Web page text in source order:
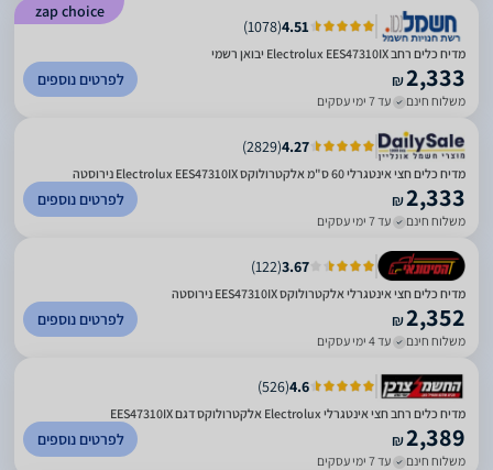
zap choice
4.51
(
1078
)
מדיח כלים ‏רחב Electrolux EES47310IX יבואן רשמי
₪2,333
משלוח חינם עד 7 ימי עסקים
לפרטים נוספים
4.27
(
2829
)
מדיח כלים חצי אינטגרלי 60 ס"מ אלקטרולוקס Electrolux EES47310IX נירוסטה
₪2,333
משלוח חינם עד 7 ימי עסקים
לפרטים נוספים
3.67
(
122
)
מדיח כלים חצי אינטגרלי אלקטרולוקס EES47310IX נירוסטה
₪2,352
משלוח חינם עד 4 ימי עסקים
לפרטים נוספים
4.6
(
526
)
מדיח כלים רחב חצי אינטגרלי Electrolux אלקטרולוקס דגם EES47310IX
₪2,389
משלוח חינם עד 7 ימי עסקים
לפרטים נוספים